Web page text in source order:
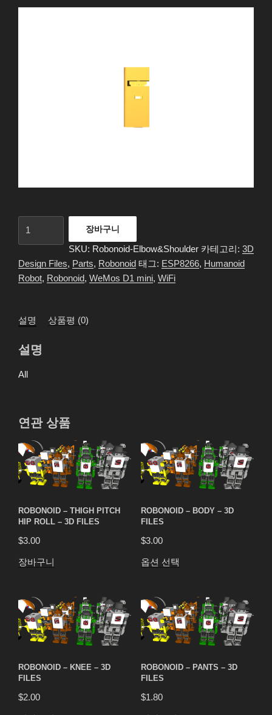
&
Shoulder
Files
량
장바구니
SKU: Robonoid-Elbow&Shoulder 카테고리: 3D
Design Files, Parts, Robonoid 태그: ESP8266, Humanoid
Robot, Robonoid, WeMos D1 mini, WiFi
설명 상품평 (0)
설명
All
연관 상품
ROBONOID – THIGH PITCH
HIP ROLL – 3D FILES
$3.00
장바구니
ROBONOID – BODY – 3D
FILES
$3.00
옵션 선택
ROBONOID – KNEE – 3D
FILES
$2.00
ROBONOID – PANTS – 3D
FILES
$1.80